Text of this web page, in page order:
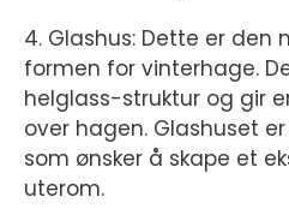
4. Glashus: Dette er den
formen for vinterhage.
helglass-struktur og gir
over hagen. Glashuset
som ønsker å skape et
uterom.